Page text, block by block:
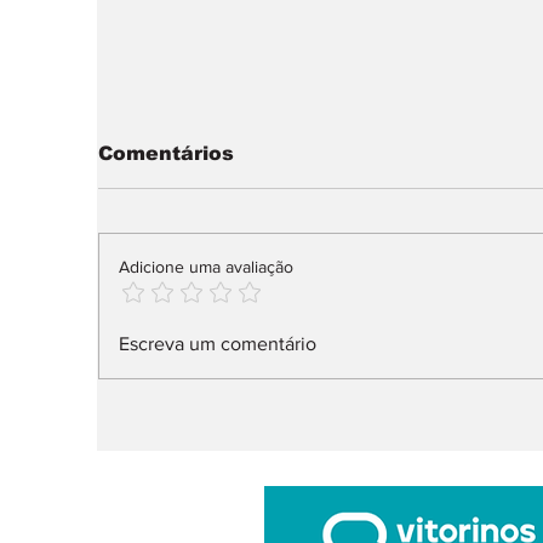
Na Fortune Global 500,
Comentários
Adicione uma avaliação
Escreva um comentário